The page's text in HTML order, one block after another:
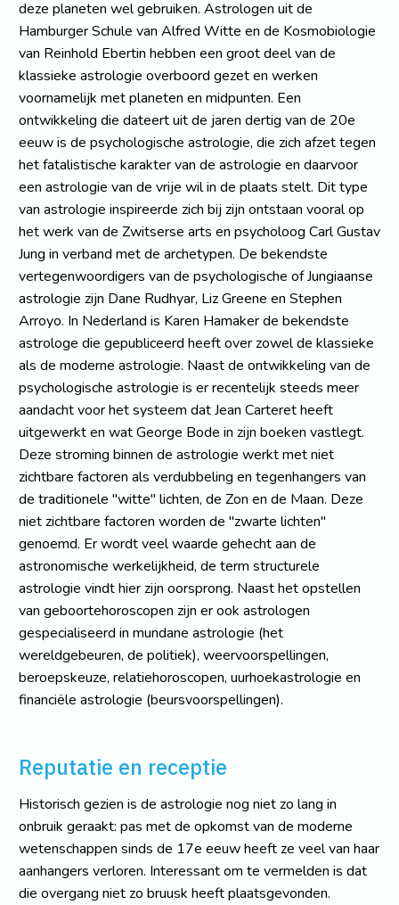
deze planeten wel gebruiken. Astrologen uit de
Hamburger Schule van Alfred Witte en de Kosmobiologie
van Reinhold Ebertin hebben een groot deel van de
klassieke astrologie overboord gezet en werken
voornamelijk met planeten en midpunten. Een
ontwikkeling die dateert uit de jaren dertig van de 20e
eeuw is de psychologische astrologie, die zich afzet tegen
het fatalistische karakter van de astrologie en daarvoor
een astrologie van de vrije wil in de plaats stelt. Dit type
van astrologie inspireerde zich bij zijn ontstaan vooral op
het werk van de Zwitserse arts en psycholoog Carl Gustav
Jung in verband met de archetypen. De bekendste
vertegenwoordigers van de psychologische of Jungiaanse
astrologie zijn Dane Rudhyar, Liz Greene en Stephen
Arroyo. In Nederland is Karen Hamaker de bekendste
astrologe die gepubliceerd heeft over zowel de klassieke
als de moderne astrologie. Naast de ontwikkeling van de
psychologische astrologie is er recentelijk steeds meer
aandacht voor het systeem dat Jean Carteret heeft
uitgewerkt en wat George Bode in zijn boeken vastlegt.
Deze stroming binnen de astrologie werkt met niet
zichtbare factoren als verdubbeling en tegenhangers van
de traditionele "witte" lichten, de Zon en de Maan. Deze
niet zichtbare factoren worden de "zwarte lichten"
genoemd. Er wordt veel waarde gehecht aan de
astronomische werkelijkheid, de term structurele
astrologie vindt hier zijn oorsprong. Naast het opstellen
van geboortehoroscopen zijn er ook astrologen
gespecialiseerd in mundane astrologie (het
wereldgebeuren, de politiek), weervoorspellingen,
beroepskeuze, relatiehoroscopen, uurhoekastrologie en
financiële astrologie (beursvoorspellingen).
Reputatie en receptie
Historisch gezien is de astrologie nog niet zo lang in
onbruik geraakt: pas met de opkomst van de moderne
wetenschappen sinds de 17e eeuw heeft ze veel van haar
aanhangers verloren. Interessant om te vermelden is dat
die overgang niet zo bruusk heeft plaatsgevonden.